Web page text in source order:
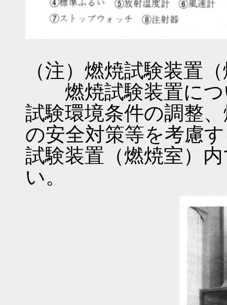
（注）燃焼試験装置
燃焼試験装置につ
試験環境条件の調整
の安全対策等を考慮
試験装置（燃焼室）
い。